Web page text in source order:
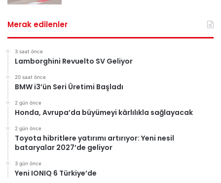
Merak edilenler
3 saat önce
Lamborghini Revuelto SV Geliyor
20 saat önce
BMW i3’ün Seri Üretimi Başladı
2 gün önce
Honda, Avrupa’da büyümeyi kârlılıkla sağlayacak
2 gün önce
Toyota hibritlere yatırımı artırıyor: Yeni nesil
bataryalar 2027’de geliyor
3 gün önce
Yeni IONIQ 6 Türkiye’de